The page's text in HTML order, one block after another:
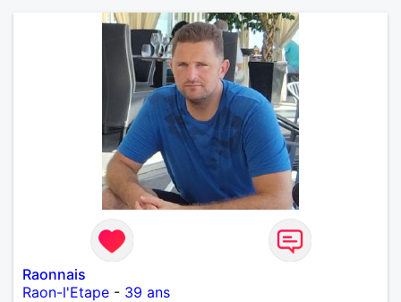
autant être trop locace. Je suis bourré de qualités
avec très peu de défauts. Je suis altruiste,
bienveillant, empathique, attentionné, honnête,
respectueux, doux de caractère et compréhensif : je
laisse « glisser » beaucoup de choses. Mais ne vous
m’éprenez pas Mesdames, si une personne que
j’aime me trahit une fois, il n’y aura pas de seconde
chance et je l’effacerai à « vitam eternam ».
Néanmoins, je suis un tout petit peu maniaque ainsi
qu’impatient. J’essaye de faire des efforts. Rien de
bien dramatique ! Du moins je le pense……Je suis un
homme facile à vivre. À vous si vous le souhaitez,
d’apprendre à me connaître davantage. J’en serai
ravi….A très bientôt je l’espère.
Raonnais
Raon-l'Etape - 39 ans